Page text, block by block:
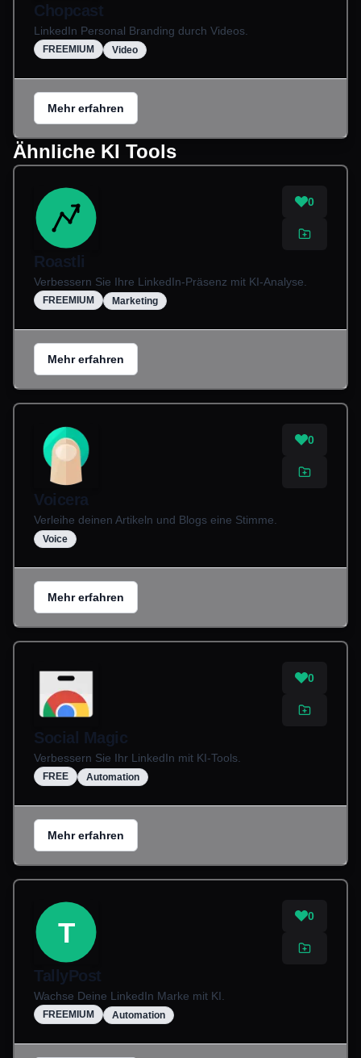
Chopcast
LinkedIn Personal Branding durch Videos.
FREEMIUM Video
Mehr erfahren
Ähnliche KI Tools
0
Roastli
Verbessern Sie Ihre LinkedIn-Präsenz mit KI-Analyse.
FREEMIUM Marketing
Mehr erfahren
0
Voicera
Verleihe deinen Artikeln und Blogs eine Stimme.
Voice
Mehr erfahren
0
Social Magic
Verbessern Sie Ihr LinkedIn mit KI-Tools.
FREE Automation
Mehr erfahren
T
0
TallyPost
Wachse Deine LinkedIn Marke mit KI.
FREEMIUM Automation